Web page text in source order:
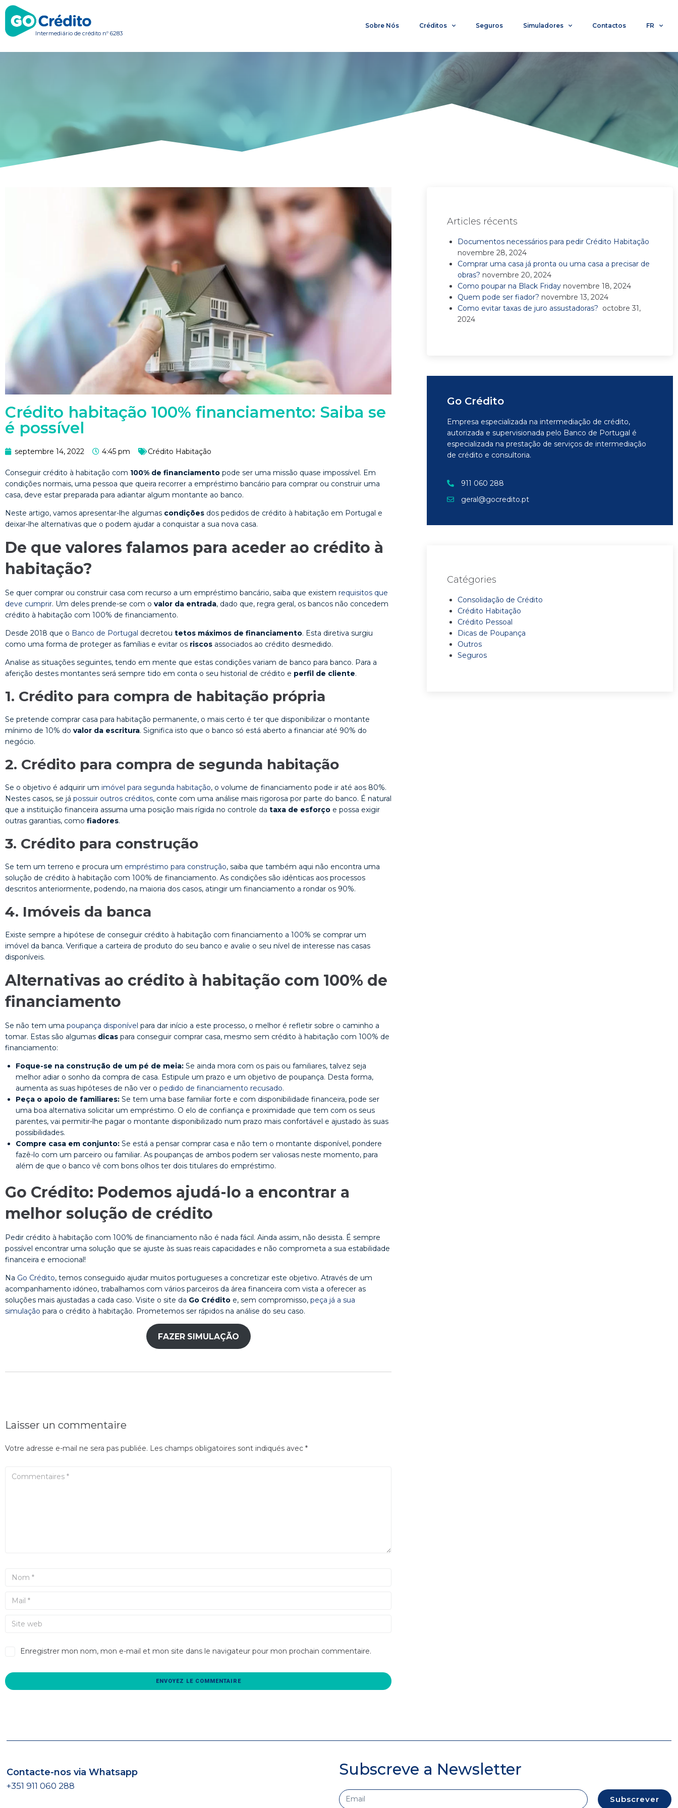
Intermediário de crédito nº 6283
Sobre Nós Créditos Seguros Simuladores Contactos FR
Crédito habitação 100% financiamento: Saiba se
é possível
septembre 14, 2022 4:45 pm Crédito Habitação
Conseguir crédito à habitação com 100% de financiamento pode ser uma missão quase impossível. Em
condições normais, uma pessoa que queira recorrer a empréstimo bancário para comprar ou construir uma
casa, deve estar preparada para adiantar algum montante ao banco.
Neste artigo, vamos apresentar-lhe algumas condições dos pedidos de crédito à habitação em Portugal e
deixar-lhe alternativas que o podem ajudar a conquistar a sua nova casa.
De que valores falamos para aceder ao crédito à
habitação?
Se quer comprar ou construir casa com recurso a um empréstimo bancário, saiba que existem requisitos que
deve cumprir. Um deles prende-se com o valor da entrada, dado que, regra geral, os bancos não concedem
crédito à habitação com 100% de financiamento.
Desde 2018 que o Banco de Portugal decretou tetos máximos de financiamento. Esta diretiva surgiu
como uma forma de proteger as famílias e evitar os riscos associados ao crédito desmedido.
Analise as situações seguintes, tendo em mente que estas condições variam de banco para banco. Para a
aferição destes montantes será sempre tido em conta o seu historial de crédito e perfil de cliente.
1. Crédito para compra de habitação própria
Se pretende comprar casa para habitação permanente, o mais certo é ter que disponibilizar o montante
mínimo de 10% do valor da escritura. Significa isto que o banco só está aberto a financiar até 90% do
negócio.
2. Crédito para compra de segunda habitação
Se o objetivo é adquirir um imóvel para segunda habitação, o volume de financiamento pode ir até aos 80%.
Nestes casos, se já possuir outros créditos, conte com uma análise mais rigorosa por parte do banco. É natural
que a instituição financeira assuma uma posição mais rígida no controle da taxa de esforço e possa exigir
outras garantias, como fiadores.
3. Crédito para construção
Se tem um terreno e procura um empréstimo para construção, saiba que também aqui não encontra uma
solução de crédito à habitação com 100% de financiamento. As condições são idênticas aos processos
descritos anteriormente, podendo, na maioria dos casos, atingir um financiamento a rondar os 90%.
4. Imóveis da banca
Existe sempre a hipótese de conseguir crédito à habitação com financiamento a 100% se comprar um
imóvel da banca. Verifique a carteira de produto do seu banco e avalie o seu nível de interesse nas casas
disponíveis.
Alternativas ao crédito à habitação com 100% de
financiamento
Se não tem uma poupança disponível para dar início a este processo, o melhor é refletir sobre o caminho a
tomar. Estas são algumas dicas para conseguir comprar casa, mesmo sem crédito à habitação com 100% de
financiamento:
Foque-se na construção de um pé de meia: Se ainda mora com os pais ou familiares, talvez seja
melhor adiar o sonho da compra de casa. Estipule um prazo e um objetivo de poupança. Desta forma,
aumenta as suas hipóteses de não ver o pedido de financiamento recusado.
Peça o apoio de familiares: Se tem uma base familiar forte e com disponibilidade financeira, pode ser
uma boa alternativa solicitar um empréstimo. O elo de confiança e proximidade que tem com os seus
parentes, vai permitir-lhe pagar o montante disponibilizado num prazo mais confortável e ajustado às suas
possibilidades.
Compre casa em conjunto: Se está a pensar comprar casa e não tem o montante disponível, pondere
fazê-lo com um parceiro ou familiar. As poupanças de ambos podem ser valiosas neste momento, para
além de que o banco vê com bons olhos ter dois titulares do empréstimo.
Go Crédito: Podemos ajudá-lo a encontrar a
melhor solução de crédito
Pedir crédito à habitação com 100% de financiamento não é nada fácil. Ainda assim, não desista. É sempre
possível encontrar uma solução que se ajuste às suas reais capacidades e não comprometa a sua estabilidade
financeira e emocional!
Na Go Crédito, temos conseguido ajudar muitos portugueses a concretizar este objetivo. Através de um
acompanhamento idóneo, trabalhamos com vários parceiros da área financeira com vista a oferecer as
soluções mais ajustadas a cada caso. Visite o site da Go Crédito e, sem compromisso, peça já a sua
simulação para o crédito à habitação. Prometemos ser rápidos na análise do seu caso.
FAZER SIMULAÇÃO
Laisser un commentaire
Votre adresse e-mail ne sera pas publiée. Les champs obligatoires sont indiqués avec *
Enregistrer mon nom, mon e-mail et mon site dans le navigateur pour mon prochain commentaire.
Articles récents
Documentos necessários para pedir Crédito Habitação
novembre 28, 2024
Comprar uma casa já pronta ou uma casa a precisar de
obras? novembre 20, 2024
Como poupar na Black Friday novembre 18, 2024
Quem pode ser fiador? novembre 13, 2024
Como evitar taxas de juro assustadoras? octobre 31,
2024
Go Crédito
Empresa especializada na intermediação de crédito,
autorizada e supervisionada pelo Banco de Portugal é
especializada na prestação de serviços de intermediação
de crédito e consultoria.
911 060 288
geral@gocredito.pt
Catégories
Consolidação de Crédito
Crédito Habitação
Crédito Pessoal
Dicas de Poupança
Outros
Seguros
Contacte-nos via Whatsapp
+351 911 060 288
Subscreve a Newsletter
Subscrever